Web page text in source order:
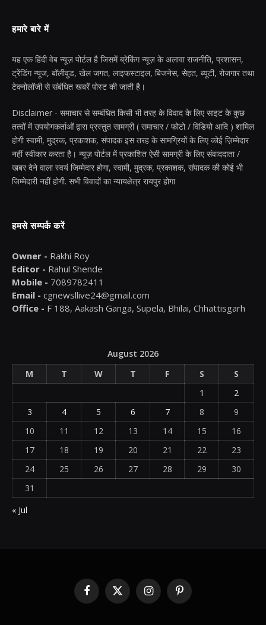
हमारे बारे में
यह एक हिंदी वेब न्यूज़ पोर्टल है जिसमें ब्रेकिंग न्यूज़ के अलावा राजनीति, प्रशासन,
ट्रेंडिंग न्यूज, बॉलीवुड, खेल जगत, लाइफस्टाइल, बिजनेस, सेहत, ब्यूटी, रोजगार तथा
टेक्नोलॉजी से संबंधित खबरें पोस्ट की जाती है।
Disclaimer - समाचार से सम्बंधित किसी भी तरह के विवाद के लिए साइट के कुछ
तत्वों में उपयोगकर्ताओं द्वारा प्रस्तुत सामग्री ( समाचार / फोटो / विडियो आदि ) शामिल
होगी स्वामी, मुद्रक, प्रकाशक, संपादक इस तरह के सामग्रियों के लिए कोई ज़िम्मेदार
नहीं स्वीकार करता है। न्यूज़ पोर्टल में प्रकाशित ऐसी सामग्री के लिए संवाददाता /
खबर देने वाला स्वयं जिम्मेदार होगा, स्वामी, मुद्रक, प्रकाशक, संपादक की कोई भी
जिम्मेदारी नहीं होगी. सभी विवादों का न्यायक्षेत्र रायपुर होगा
हमसे सम्पर्क करें
Owner - Rakhi Roy
Editor - Rahul Shende
Mobile - 7089782411
Email - cgnewsllive24@gmail.com
Office - F 188, Aakash Ganga, Supela, Bhilai, Chhattisgarh
August 2026
M
T W T F S
S
1
2
3
4 5 6 7 8
9
10
11 12 13 14 15
16
17
18 19 20 21 22
23
24
25 26 27 28 29
30
31
« Jul
Facebook
X
(Twitter)
InstagramPinterest